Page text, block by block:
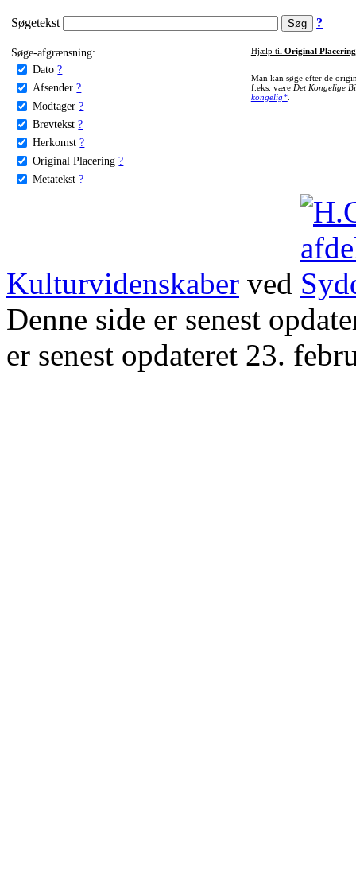
Søgetekst ?
Søge-afgrænsning:
Dato ?
Afsender ?
Modtager ?
Brevtekst ?
Herkomst ?
Original Placering ?
Metatekst ?
Hjælp til Original Placering
Man kan søge efter de
f.eks. være Det Kongelige
kongelig*.
Kulturvidenskaber ved
Denne side er senest
er senest opdateret 23.